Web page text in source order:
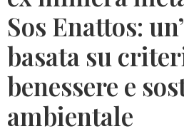
Sos Enattos:
basata su
benessere e
ambientale